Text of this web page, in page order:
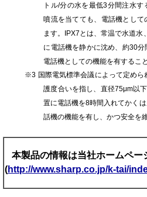
トル/分の水を最低3分間注水
噴流を当てても、電話機とし
ます。IPX7とは、常温で水道水
に電話機を静かに沈め、約30
電話機としての機能を有するこ
※3 国際電気標準会議によって定め
護度合いを指し、直径75μm以
置に電話機を8時間入れてかく
話機の機能を有し、かつ安全を
本製品の情報は当社ホームペー
(http://www.sharp.co.jp/k-tai/